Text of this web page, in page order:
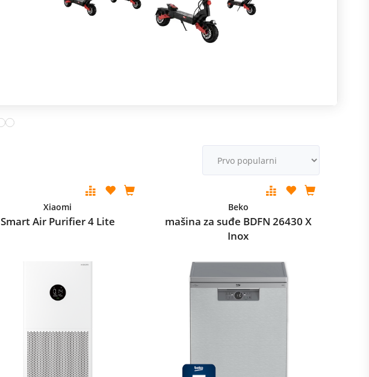
Xiaomi
Smart Air Purifier 4 Lite
Beko
mašina za suđe BDFN 26430 X
Inox